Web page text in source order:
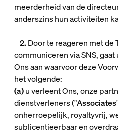
meerderheid van de
anderszins hun activiteiten
2. Door te reageren met de
communiceren via SNS,
Ons aan waarvoor deze
het volgende:
(a)u verleent Ons, onze
dienstverleners ("Associates
onherroepelijk, royaltyvrij,
sublicentieerbaar en